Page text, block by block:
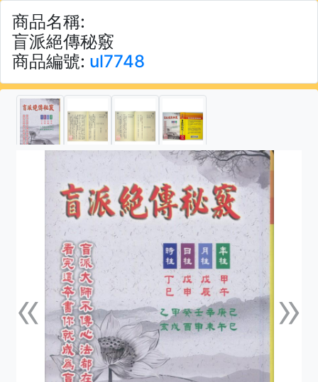
商品名稱:
盲派絕傳秘竅
商品編號: ul7748
«上一張 »下一